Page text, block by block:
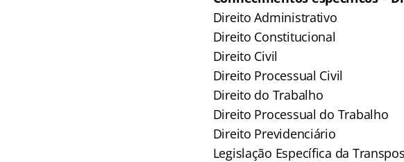
Direito Administrativo
Direito Constitucional
Direito Civil
Direito Processual Civil
Direito do Trabalho
Direito Processual do Trabalho
Direito Previdenciário
Legislação Específica da